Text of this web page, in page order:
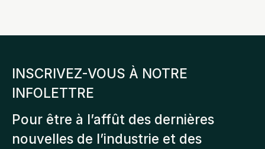
INSCRIVEZ-VOUS À NOTRE
INFOLETTRE
Pour être à l’affût des dernières
nouvelles de l’industrie et des